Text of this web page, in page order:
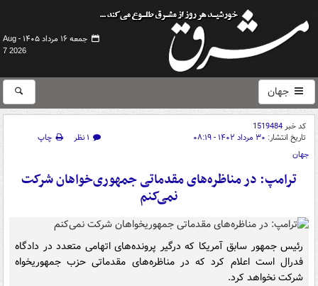
جمعه ۱۶ مرداد ۱۴۰۵ -
Aug
7 2026
جهان
کد خبر1519484
تاریخ انتشار: ۳۰ مرداد ۱۴۰۲ - ۰۸:۱۹ ۱ نظر
چاپ
جهان
ترامپ: در مناظره‌های مقدماتی جمهوری‌خواهان شرکت
نمی‌کنم
رئیس جمهور سابق آمریکا که درگیر پرونده‌های اتهامی متعدد در دادگاه
فدرال است اعلام کرد که در مناظره‌های مقدماتی حزب جمهوریخواه
شرکت نخواهد کرد.